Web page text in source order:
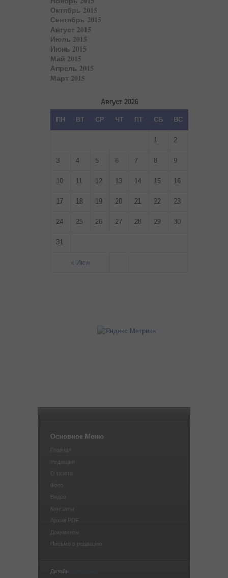
Октябрь 2015
Сентябрь 2015
Август 2015
Июль 2015
Июнь 2015
Май 2015
Апрель 2015
Март 2015
Август 2026
ПН ВТ СР ЧТ ПТ СБ ВС
« Июн
1 2
3 4 5 6 7 8 9
10 11 12 13 14 15 16
17 18 19 20 21 22 23
24 25 26 27 28 29 30
31
Основное Меню
Главная
Редакция
О газете
Фото
Видео
Контакты
Архив PDF
Документы
Письмо в редакцию
Дизайн